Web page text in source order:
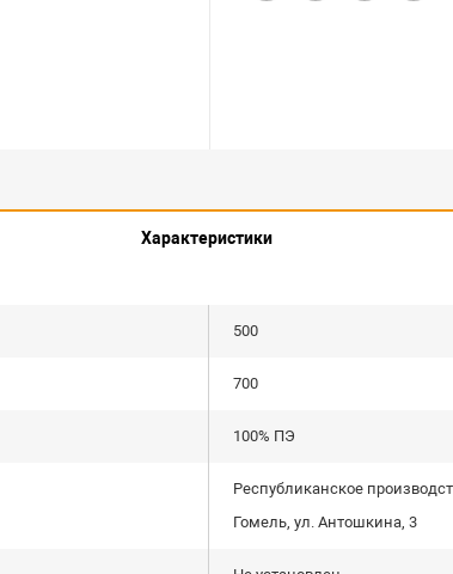
Характеристики
500
700
100% ПЭ
Республиканское
Гомель, ул. Антошкина, 3